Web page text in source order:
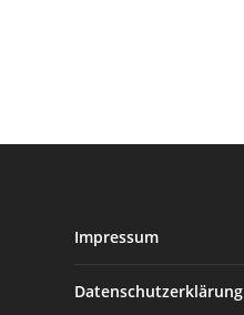
Impressum
Datenschutzerklärung